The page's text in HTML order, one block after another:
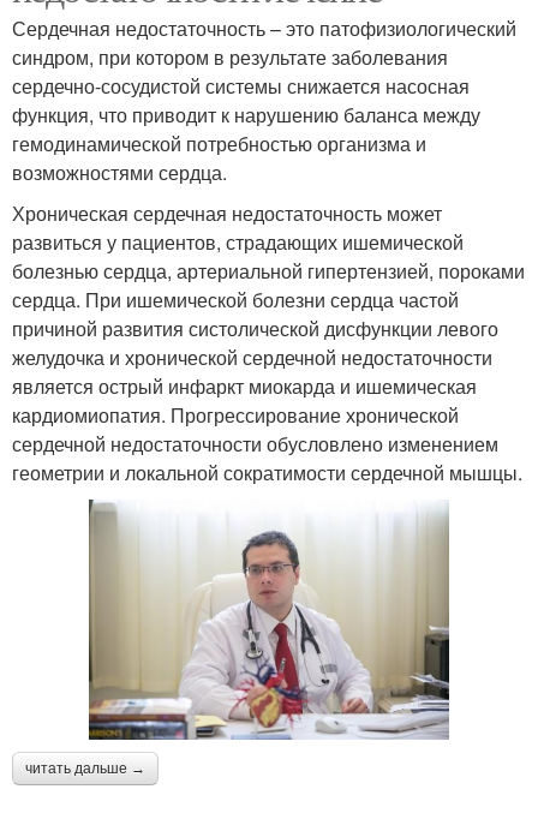
Сердечная недостаточность – это патофизиологический
синдром, при котором в результате заболевания
сердечно-сосудистой системы снижается насосная
функция, что приводит к нарушению баланса между
гемодинамической потребностью организма и
возможностями сердца.
Хроническая сердечная недостаточность может
развиться у пациентов, страдающих ишемической
болезнью сердца, артериальной гипертензией, пороками
сердца. При ишемической болезни сердца частой
причиной развития систолической дисфункции левого
желудочка и хронической сердечной недостаточности
является острый инфаркт миокарда и ишемическая
кардиомиопатия. Прогрессирование хронической
сердечной недостаточности обусловлено изменением
геометрии и локальной сократимости сердечной мышцы.
читать дальше →